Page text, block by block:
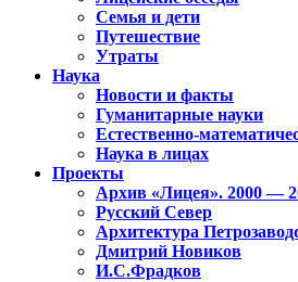
Семья и дети
Путешествие
Утраты
Наука
Новости и факты
Гуманитарные науки
Естественно-
Наука в лицах
Проекты
Архив «Лицея». 2000 —
Русский Север
Архитектура
Дмитрий Новиков
И.С.Фрадков